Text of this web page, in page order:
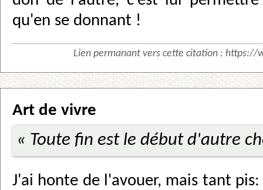
qu'en se donnant !
Lien permanant vers cette citation : https://
Art de vivre
« Toute fin est le début d'autre
J'ai honte de l'avouer, mais tant